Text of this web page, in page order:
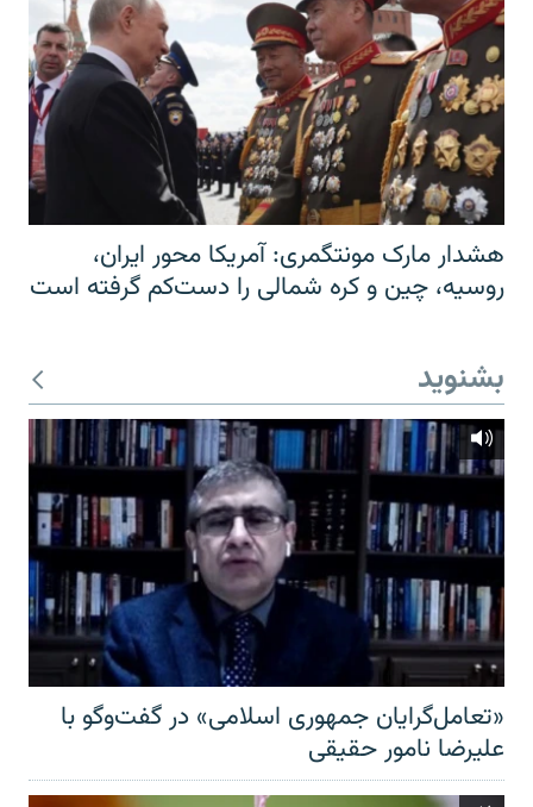
هشدار مارک مونتگمری: آمریکا محور ایران،
روسیه، چین و کره شمالی را دست‌کم گرفته است
بشنوید
«تعامل‌گرایان جمهوری اسلامی» در گفت‌وگو با
علیرضا نامور حقیقی